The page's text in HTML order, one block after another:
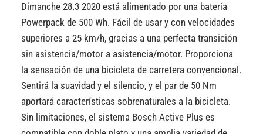
Dimanche 28.3 2020 está alimentado por una batería
Powerpack de 500 Wh. Fácil de usar y con velocidades
superiores a 25 km/h, gracias a una perfecta transición
sin asistencia/motor a asistencia/motor. Proporciona
la sensación de una bicicleta de carretera convencional.
Sentirá la suavidad y el silencio, y el par de 50 Nm
aportará características sobrenaturales a la bicicleta.
Sin limitaciones, el sistema Bosch Active Plus es